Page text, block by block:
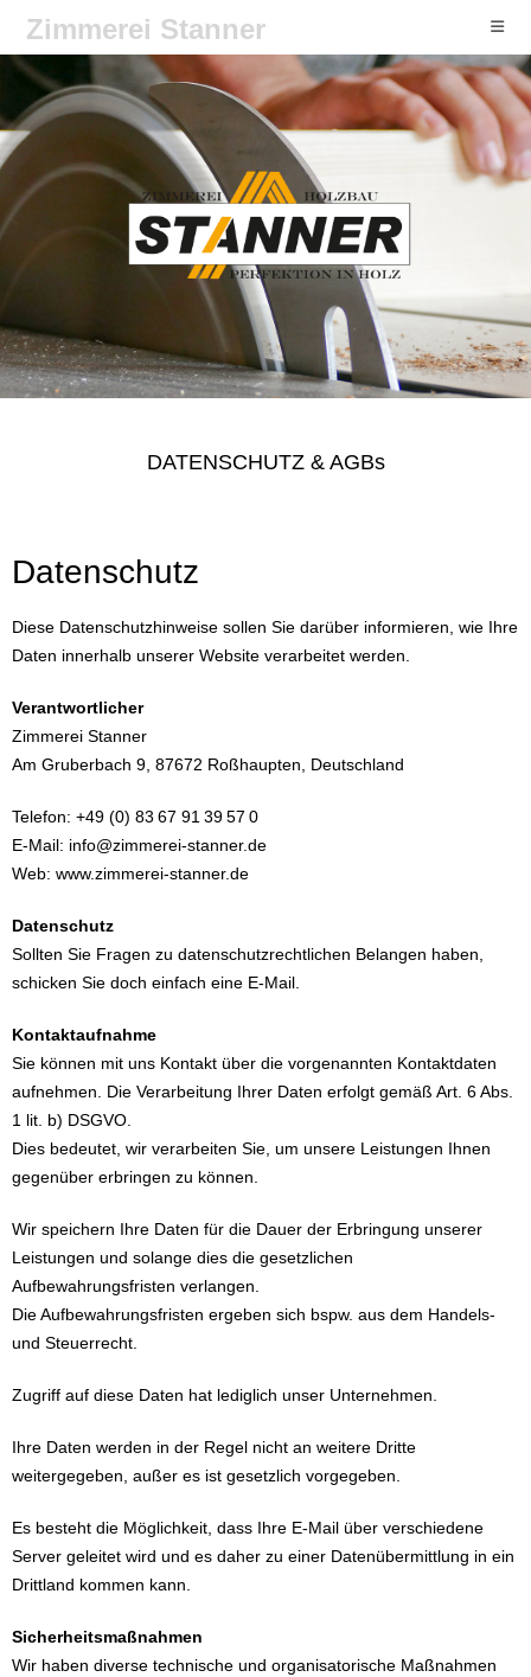
Zimmerei Stanner
DATENSCHUTZ & AGBs
Datenschutz
Diese Datenschutzhinweise sollen Sie darüber informieren, wie Ihre
Daten innerhalb unserer Website verarbeitet werden.
Verantwortlicher
Zimmerei Stanner
Am Gruberbach 9, 87672 Roßhaupten, Deutschland
Telefon: +49 (0) 83 67 91 39 57 0
E-Mail: info@zimmerei-stanner.de
Web: www.zimmerei-stanner.de
Datenschutz
Sollten Sie Fragen zu datenschutzrechtlichen Belangen haben,
schicken Sie doch einfach eine E-Mail.
Kontaktaufnahme
Sie können mit uns Kontakt über die vorgenannten Kontaktdaten
aufnehmen. Die Verarbeitung Ihrer Daten erfolgt gemäß Art. 6 Abs.
1 lit. b) DSGVO.
Dies bedeutet, wir verarbeiten Sie, um unsere Leistungen Ihnen
gegenüber erbringen zu können.
Wir speichern Ihre Daten für die Dauer der Erbringung unserer
Leistungen und solange dies die gesetzlichen
Aufbewahrungsfristen verlangen.
Die Aufbewahrungsfristen ergeben sich bspw. aus dem Handels-
und Steuerrecht.
Zugriff auf diese Daten hat lediglich unser Unternehmen.
Ihre Daten werden in der Regel nicht an weitere Dritte
weitergegeben, außer es ist gesetzlich vorgegeben.
Es besteht die Möglichkeit, dass Ihre E-Mail über verschiedene
Server geleitet wird und es daher zu einer Datenübermittlung in ein
Drittland kommen kann.
Sicherheitsmaßnahmen
Wir haben diverse technische und organisatorische Maßnahmen